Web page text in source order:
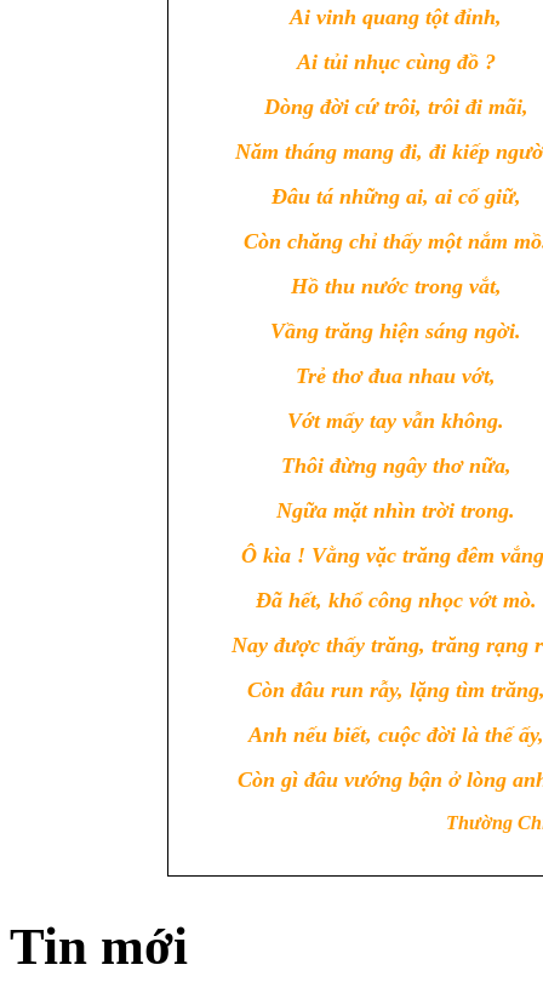
Ai vinh quang tột đỉnh,
Ai tủi nhục cùng đồ ?
Dòng đời cứ trôi, trôi đi mãi,
Năm tháng mang đi, đi kiếp
Đâu tá những ai, ai cố giữ,
Còn chăng chỉ thấy một nắm
Hồ thu nước trong vắt,
Vầng trăng hiện sáng ngời.
Trẻ thơ đua nhau vớt,
Vớt mấy tay vẫn không.
Thôi đừng ngây thơ nữa,
Ngữa mặt nhìn trời trong.
Ô kìa ! Vằng vặc trăng đêm
Đã hết, khổ công nhọc vớt mò.
Nay được thấy trăng, trăng rạng
Còn đâu run rẫy, lặng tìm
Anh nếu biết, cuộc đời là thế ấy,
Còn gì đâu vướng bận ở lòng
Thường
Tin mới